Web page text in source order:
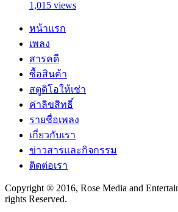
1,015 views
หน้าแรก
เพลง
สารคดี
ซื้อสินค้า
สตูดิโอให้เช่า
ค่าลิขสิทธิ์
รายชื่อเพลง
เกี่ยวกับเรา
ข่าวสารและกิจกรรม
ติดต่อเรา
Copyright ® 2016, Rose Media and
rights Reserved.